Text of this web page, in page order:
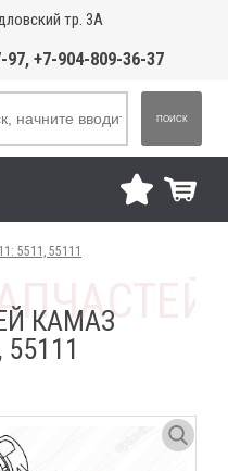
тр. 3А
97, +7-904-809-36-37
ПОИСК
5511, 55111
КАМАЗ